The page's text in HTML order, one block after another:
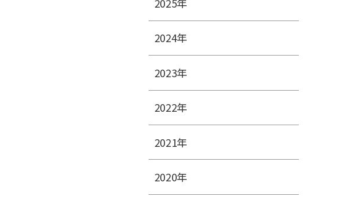
2024年
2023年
2022年
2021年
2020年